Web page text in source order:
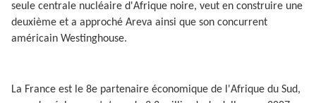
seule centrale nucléaire d'Afrique noire, veut en construire une
deuxième et a approché Areva ainsi que son concurrent
américain Westinghouse.
La France est le 8e partenaire économique de l'Afrique du Sud,